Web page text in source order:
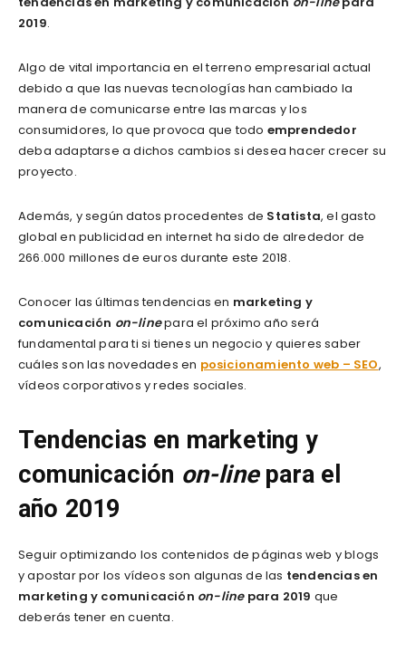
2019.
Algo de vital importancia en el terreno empresarial actual
debido a que las nuevas tecnologías han cambiado la
manera de comunicarse entre las marcas y los
consumidores, lo que provoca que todo emprendedor
deba adaptarse a dichos cambios si desea hacer crecer su
proyecto.
Además, y según datos procedentes de Statista, el gasto
global en publicidad en internet ha sido de alrededor de
266.000 millones de euros durante este 2018.
Conocer las últimas tendencias en marketing y
comunicación on-linepara el próximo año será
fundamental para ti si tienes un negocio y quieres saber
cuáles son las novedades en posicionamiento web – SEO,
vídeos corporativos y redes sociales.
Tendencias en marketing y
comunicación on-linepara el
año 2019
Seguir optimizando los contenidos de páginas web y blogs
y apostar por los vídeos son algunas de las tendencias en
marketing y comunicación on-linepara 2019 que
deberás tener en cuenta.